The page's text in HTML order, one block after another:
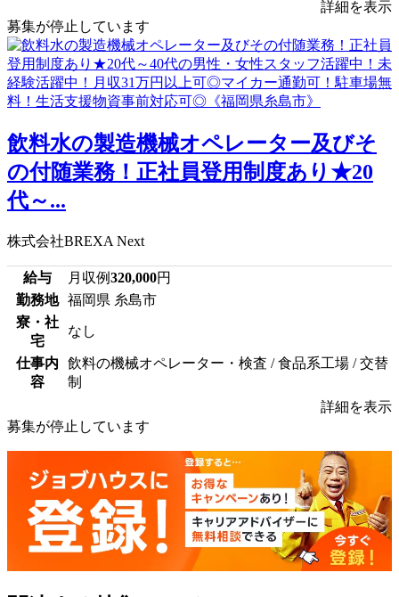
詳細を表示
募集が停止しています
飲料水の製造機械オペレーター及びそ
の付随業務！正社員登用制度あり★20
代～...
株式会社BREXA Next
給与 月収例320,000円
勤務地
福岡県 糸島市
寮・社
宅
なし
仕事内
容
飲料の機械オペレーター・検査 / 食品系工場 / 交替
制
詳細を表示
募集が停止しています